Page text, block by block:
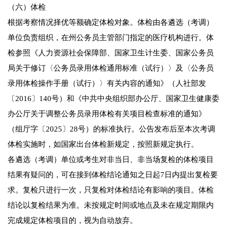
（六）体检
根据考察情况择优等额确定体检对象。体检由各遴选（考调）
单位负责组织，在州公务员主管部门指定的医疗机构进行。体
检参照《人力资源社会保障部、国家卫生计生委、国家公务员
局关于修订〈公务员录用体检通用标准（试行）〉及〈公务员
录用体检操作手册（试行）〉有关内容的通知》（人社部发
〔2016〕140号）和《中共中央组织部办公厅、国家卫生健康委
办公厅关于调整公务员录用体检有关项目检查标准的通知》
（组厅字〔2025〕28号）的标准执行。公告发布后至本次考调
体检实施时，如国家出台体检新规定，按照新规定执行。
各遴选（考调）单位或考生对非当日、非当场复检的体检项目
结果有疑问的，可在接到体检结论通知之日起7日内提出复检要
求。复检只进行一次，只复检对体检结论有影响的项目。体检
结论以复检结果为准。未按规定时间或地点及未在规定期限内
完成规定体检项目的，视为自动放弃。